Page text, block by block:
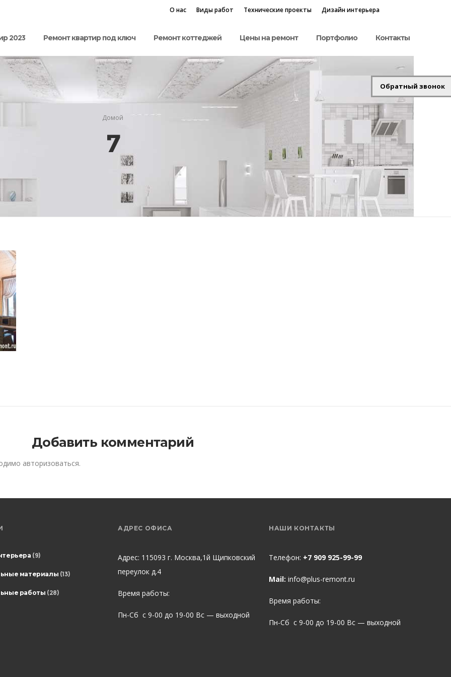
О нас Виды работ Технические проекты Дизайн интерьера
2023 Ремонт квартир под ключ Ремонт коттеджей Цены на ремонт Портфолио Контакты
Домой
7
Добавить комментарий
авторизоваться.
(9)
материалы (13)
работы (28)
АДРЕС ОФИСА
Адрес: 115093 г. Москва,1й Щипковский
переулок д.4
Время работы:
Пн-Сб с 9-00 до 19-00 Вс — выходной
НАШИ КОНТАКТЫ
Телефон: +7 909 925-99-99
Mail: info@plus-remont.ru
Время работы:
Пн-Сб с 9-00 до 19-00 Вс — выходной
Обратный звонок